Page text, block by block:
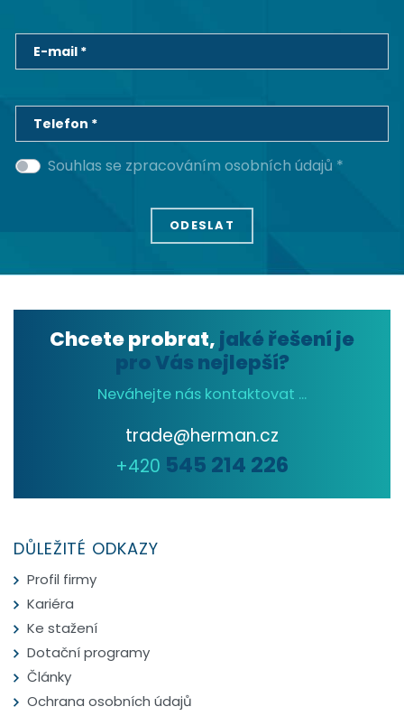
E-mail *
Telefon *
Souhlas se zpracováním osobních údajů *
Chcete probrat,jaké řešení je
pro Vás nejlepší?
Neváhejte nás kontaktovat ...
trade@herman.cz
+420 545 214 226
DŮLEŽITÉ ODKAZY
Profil firmy
Kariéra
Ke stažení
Dotační programy
Články
Ochrana osobních údajů